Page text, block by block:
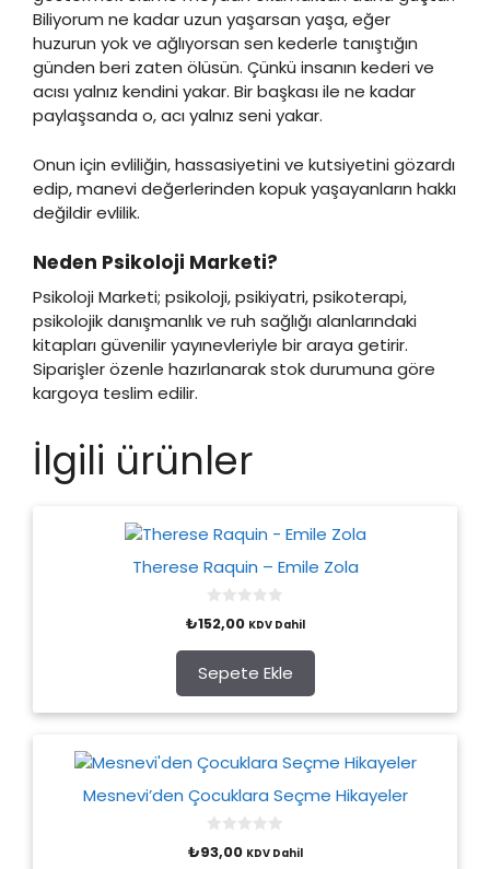
Biliyorum ne kadar uzun yaşarsan yaşa, eğer
huzurun yok ve ağlıyorsan sen kederle tanıştığın
günden beri zaten ölüsün. Çünkü insanın kederi ve
acısı yalnız kendini yakar. Bir başkası ile ne kadar
paylaşsanda o, acı yalnız seni yakar.
Onun için evliliğin, hassasiyetini ve kutsiyetini gözardı
edip, manevi değerlerinden kopuk yaşayanların hakkı
değildir evlilik.
Neden Psikoloji Marketi?
Psikoloji Marketi; psikoloji, psikiyatri, psikoterapi,
psikolojik danışmanlık ve ruh sağlığı alanlarındaki
kitapları güvenilir yayınevleriyle bir araya getirir.
Siparişler özenle hazırlanarak stok durumuna göre
kargoya teslim edilir.
İlgili ürünler
Therese Raquin – Emile Zola
0
o
t
o
f
5
₺152,00 KDV Dahil
Sepete Ekle
Mesnevi’den Çocuklara Seçme Hikayeler
o
₺93,00 KDV Dahil